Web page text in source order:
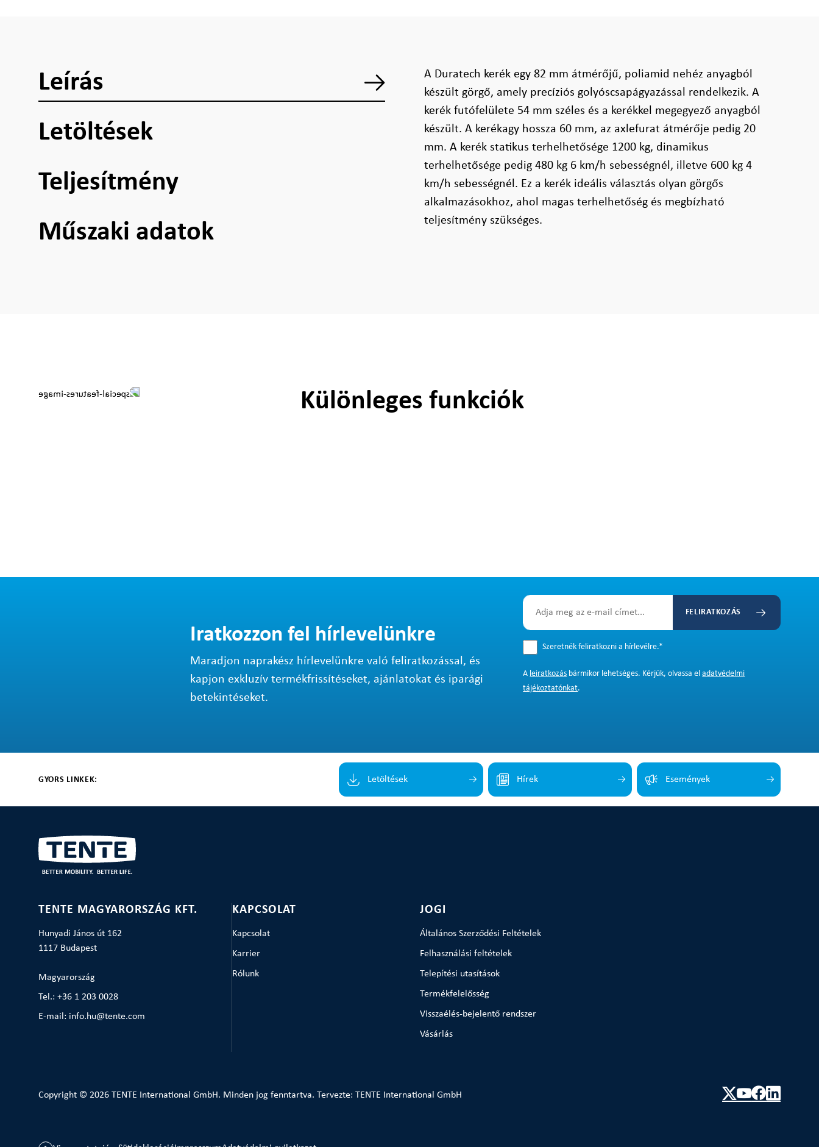
Leírás
Letöltések
Teljesítmény
Műszaki adatok
A Duratech kerék egy 82 mm átmérőjű, poliamid nehéz anyagból
készült görgő, amely precíziós golyóscsapágyazással rendelkezik. A
kerék futófelülete 54 mm széles és a kerékkel megegyező anyagból
készült. A kerékagy hossza 60 mm, az axlefurat átmérője pedig 20
mm. A kerék statikus terhelhetősége 1200 kg, dinamikus
terhelhetősége pedig 480 kg 6 km/h sebességnél, illetve 600 kg 4
km/h sebességnél. Ez a kerék ideális választás olyan görgős
alkalmazásokhoz, ahol magas terhelhetőség és megbízható
teljesítmény szükséges.
Különleges funkciók
Iratkozzon fel hírlevelünkre
Maradjon naprakész hírlevelünkre való feliratkozással, és
kapjon exkluzív termékfrissítéseket, ajánlatokat és iparági
betekintéseket.
FELIRATKOZÁS
Szeretnék feliratkozni a hírlevélre.*
A leiratkozás bármikor lehetséges. Kérjük, olvassa eladatvédelmi
tájékoztatónkat.
GYORS LINKEK: Letöltések Hírek Események
TENTE MAGYARORSZÁG KFT.
Hunyadi János út 162
1117 Budapest
Magyarország
Tel.: +36 1 203 0028
E-mail: info.hu@tente.com
KAPCSOLAT
Kapcsolat
Karrier
Rólunk
JOGI
Általános Szerződési Feltételek
Felhasználási feltételek
Telepítési utasítások
Termékfelelősség
Visszaélés-bejelentő rendszer
Vásárlás
Copyright © 2026 TENTE International GmbH. Minden jog fenntartva. Tervezte: TENTE International GmbH